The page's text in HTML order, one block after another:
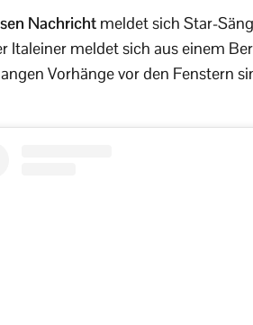
Nachricht meldet sich Star-
Italeiner meldet sich aus einem
Vorhänge vor den Fenstern